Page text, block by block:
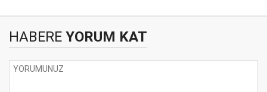
HABERE YORUM KAT